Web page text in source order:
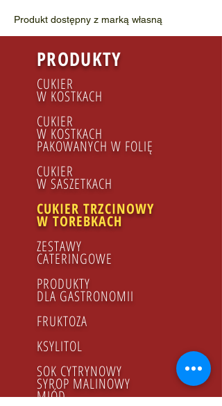
Produkt dostępny z marką własną
PRODUKTY
CUKIER
W KOSTKACH
CUKIER
W KOSTKACH
PAKOWANYCH W FOLIĘ
CUKIER
W SASZETKACH
CUKIER TRZCINOWY
W TOREBKACH
ZESTAWY
CATERINGOWE
PRODUKTY
DLA GASTRONOMII
FRUKTOZA
KSYLITOL
SOK CYTRYNOWY
SYROP MALINOWY
MIÓD